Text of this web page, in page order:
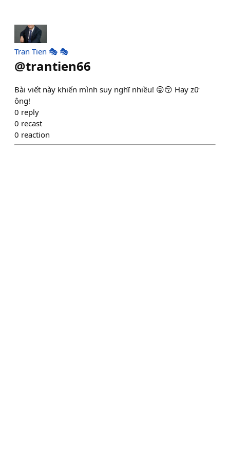
Tran Tien 🎭 🎭
@trantien66
Bài viết này khiến mình suy nghĩ nhiều! 😜😚 Hay zữ
ông!
0 reply
0 recast
0 reaction